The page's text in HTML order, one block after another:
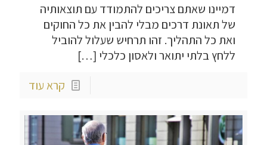
דמיינו שאתם צריכים להתמודד עם תוצאותיה
של תאונת דרכים מבלי להבין את כל החוקים
ואת כל התהליך. זהו תרחיש שעלול להוביל
ללחץ בלתי יתואר ולאסון כלכלי […]
קרא עוד